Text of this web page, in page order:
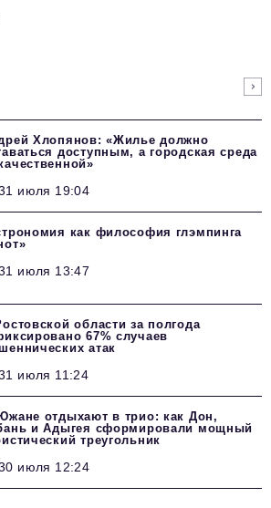
Хлопянов: «Жилье должно
доступным, а городская среда
июля 19:04
как философия глэмпинга
июля 13:47
области за полгода
67% случаев
атак
июля 11:24
отдыхают в трио: как Дон,
и Адыгея сформировали мощный
треугольник
июля 12:24